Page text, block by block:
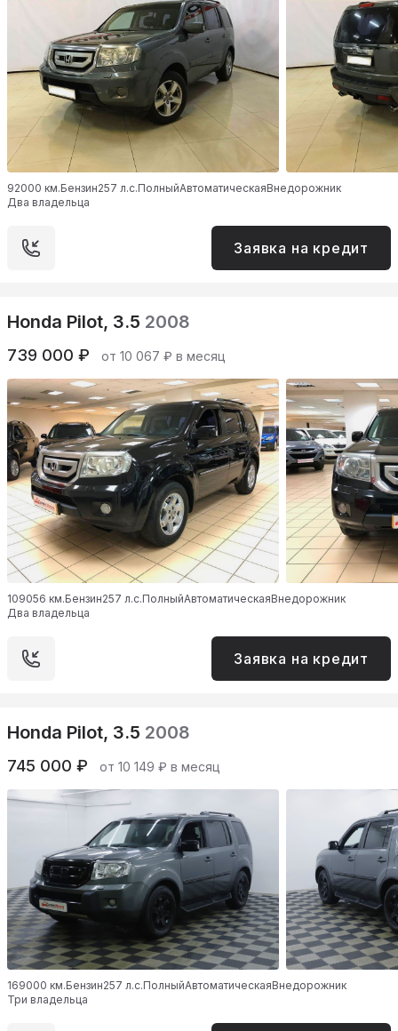
92000 км.Бензин257 л.с.ПолныйАвтоматическаяВнедорожник
Два владельца
Заявка на кредит
Honda Pilot, 3.5 2008
739 000 ₽ от 10 067 ₽ в месяц
109056 км.Бензин257 л.с.ПолныйАвтоматическаяВнедорожник
Два владельца
Заявка на кредит
Honda Pilot, 3.5 2008
745 000 ₽ от 10 149 ₽ в месяц
169000 км.Бензин257 л.с.ПолныйАвтоматическаяВнедорожник
Три владельца